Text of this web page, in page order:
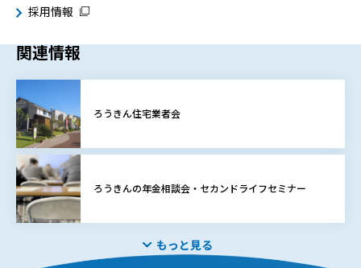
採用情報
関連情報
ろうきん住宅業者会
ろうきんの年金相談会・セカンドライフセミナー
もっと見る